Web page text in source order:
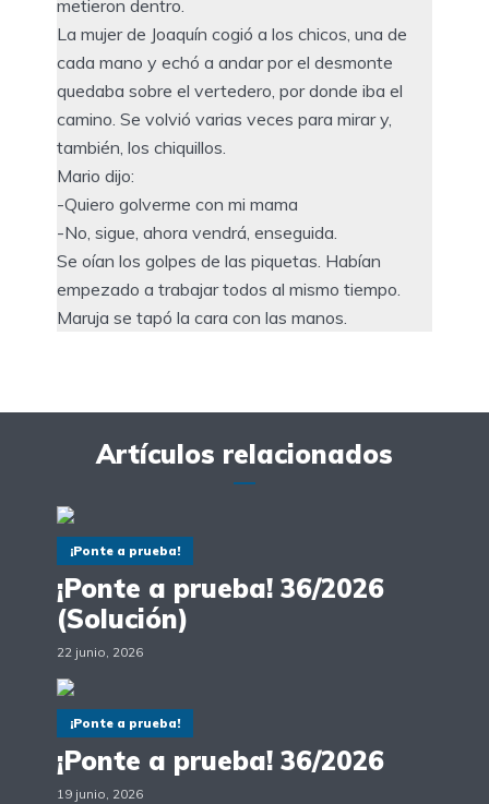
metieron dentro.
La mujer de Joaquín cogió a los chicos, una de
cada mano y echó a andar por el desmonte
quedaba sobre el vertedero, por donde iba el
camino. Se volvió varias veces para mirar y,
también, los chiquillos.
Mario dijo:
-Quiero golverme con mi mama
-No, sigue, ahora vendrá, enseguida.
Se oían los golpes de las piquetas. Habían
empezado a trabajar todos al mismo tiempo.
Maruja se tapó la cara con las manos.
Artículos relacionados
¡Ponte a prueba!
¡Ponte a prueba! 36/2026
(Solución)
22 junio, 2026
¡Ponte a prueba!
¡Ponte a prueba! 36/2026
19 junio, 2026